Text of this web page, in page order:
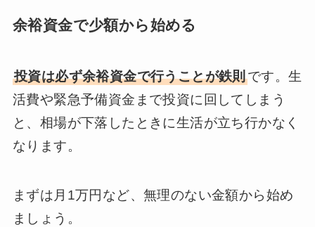
余裕資金で少額から始める
投資は必ず余裕資金で行うことが鉄則です。生
活費や緊急予備資金まで投資に回してしまう
と、相場が下落したときに生活が立ち行かなく
なります。
まずは月1万円など、無理のない金額から始め
ましょう。